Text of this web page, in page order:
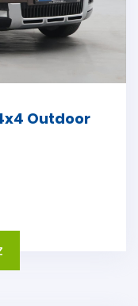
Outdoor